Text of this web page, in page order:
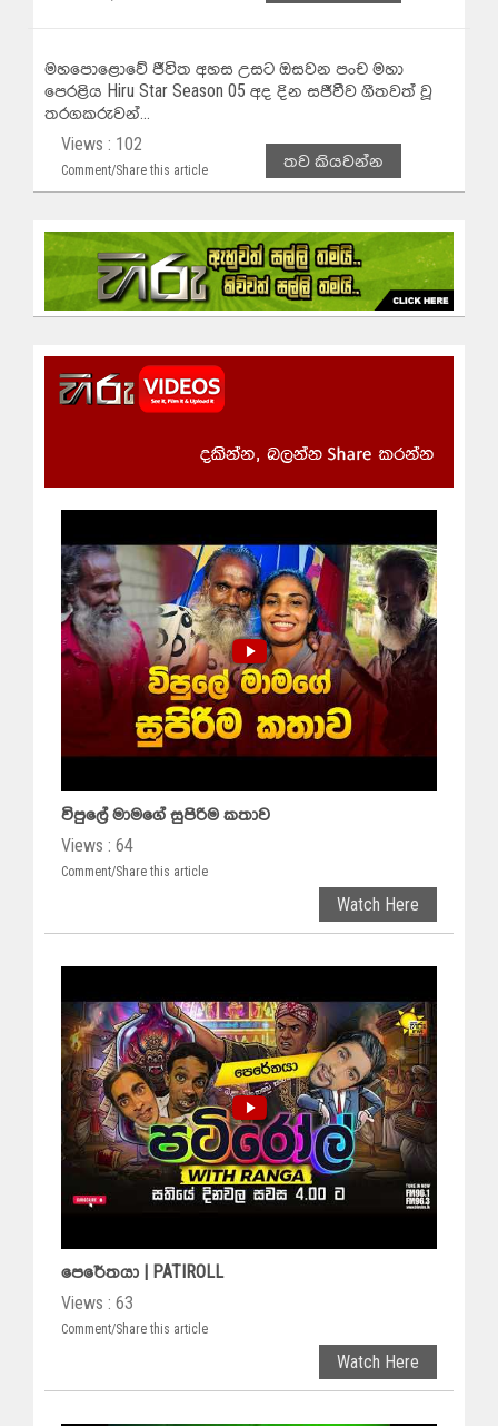
මහපොළොවේ ජීවිත අහස උසට ඔසවන පංච මහා
පෙරළිය Hiru Star Season 05 අද දින සජීවීව ගීතවත් වූ
තරගකරුවන්...
Views : 102
Comment/Share this article තව කියවන්න
විපුලේ මාමගේ සුපිරිම කතාව
Views : 64
Comment/Share this article
Watch Here
පෙරේතයා | PATIROLL
Views : 63
Comment/Share this article
Watch Here